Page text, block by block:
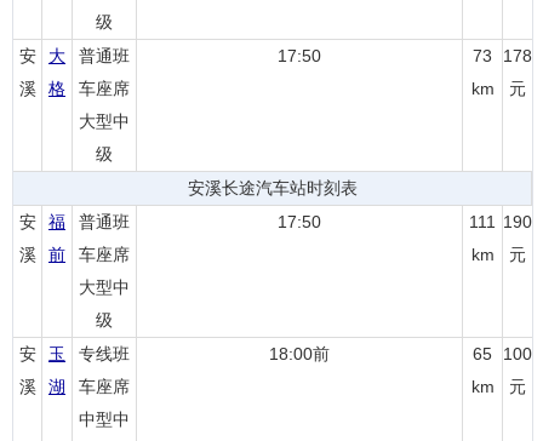
级
安
溪
大
格
普通班
车座席
大型中
级
17:50
73
km
178
元
安溪长途汽车站时刻表
安
溪
福
前
普通班
车座席
大型中
级
17:50
111
km
190
元
安
溪
玉
湖
专线班
车座席
中型中
18:00前
65
km
100
元